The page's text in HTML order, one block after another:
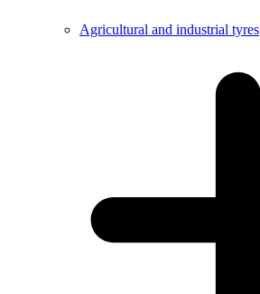
Agricultural and industrial tyres